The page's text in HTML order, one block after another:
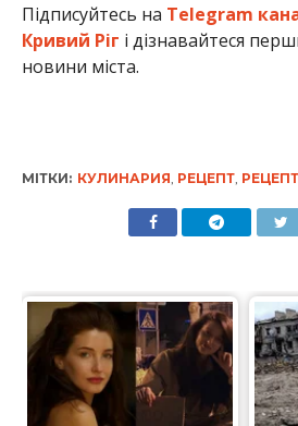
Підписуйтесь на Telegram
Кривий Ріг і дізнавайтеся
новини міста.
МІТКИ: КУЛИНАРИЯ РЕЦЕПТ,